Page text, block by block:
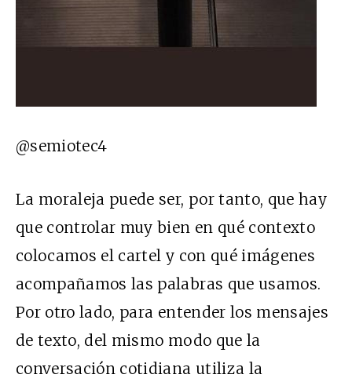
@semiotec4
La moraleja puede ser, por tanto, que hay
que controlar muy bien en qué contexto
colocamos el cartel y con qué imágenes
acompañamos las palabras que usamos.
Por otro lado, para entender los mensajes
de texto, del mismo modo que la
conversación cotidiana utiliza la